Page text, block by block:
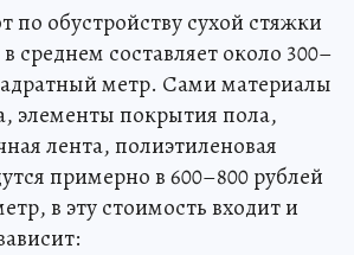
по обустройству сухой стяжки
среднем составляет около 300–
метр. Сами материалы
элементы покрытия пола,
лента, полиэтиленовая
примерно в 600–800 рублей
в эту стоимость входит и